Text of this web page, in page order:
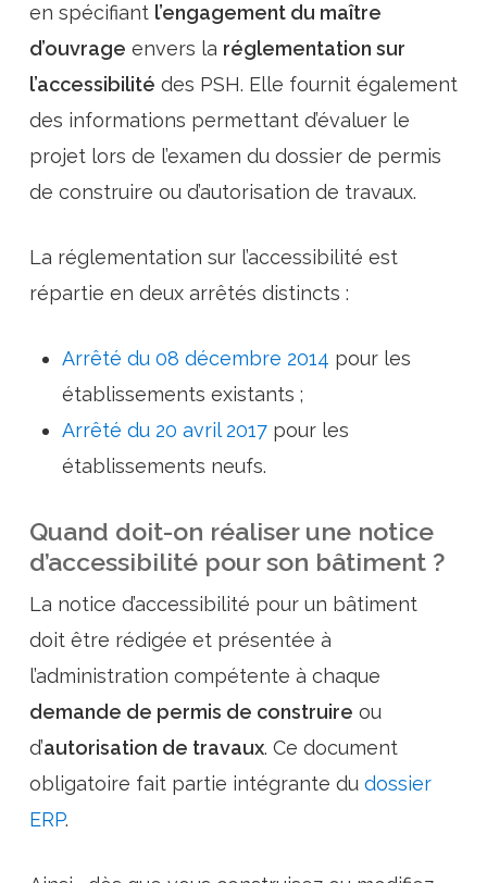
en spécifiant l’engagement du maître
d’ouvrage envers la réglementation sur
l’accessibilité des PSH. Elle fournit également
des informations permettant d’évaluer le
projet lors de l’examen du dossier de permis
de construire ou d’autorisation de travaux.
La réglementation sur l’accessibilité est
répartie en deux arrêtés distincts :
Arrêté du 08 décembre 2014 pour les
établissements existants ;
Arrêté du 20 avril 2017pour les
établissements neufs.
Quand doit-on réaliser une notice
d’accessibilité pour son bâtiment ?
La notice d’accessibilité pour un bâtiment
doit être rédigée et présentée à
l’administration compétente à chaque
demande de permis de construire ou
d’autorisation de travaux. Ce document
obligatoire fait partie intégrante du dossier
ERP.